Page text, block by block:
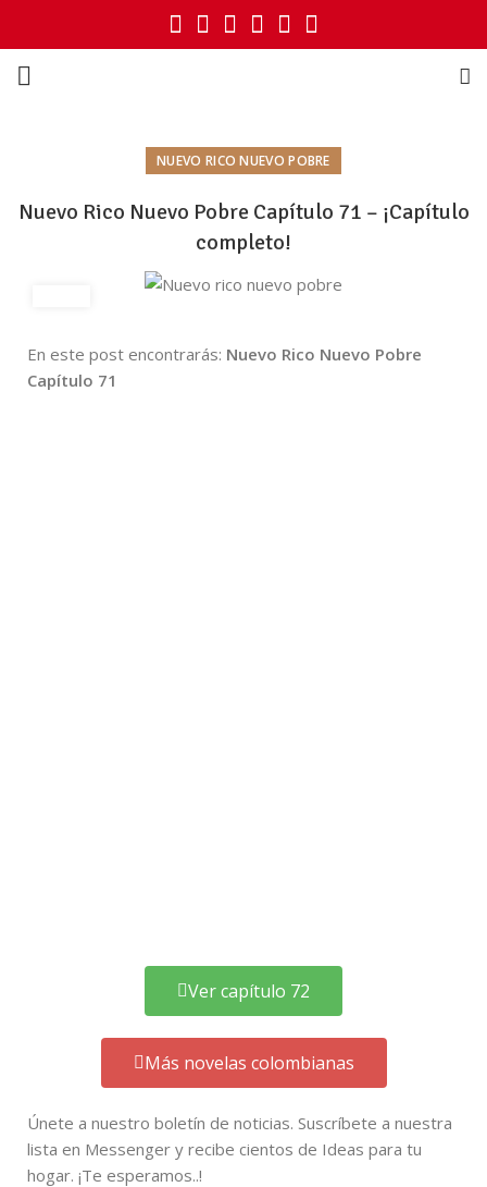
NUEVO RICO NUEVO POBRE
Nuevo Rico Nuevo Pobre Capítulo 71 – ¡Capítulo
completo!
En este post encontrarás: Nuevo Rico Nuevo Pobre
Capítulo 71
Ver capítulo 72
Más novelas colombianas
Únete a nuestro boletín de noticias. Suscríbete a nuestra
lista en Messenger y recibe cientos de Ideas para tu
hogar. ¡Te esperamos..!